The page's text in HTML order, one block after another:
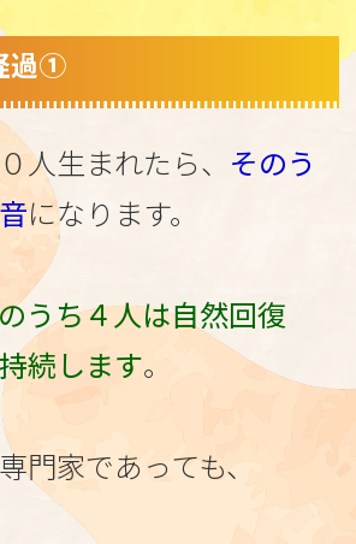
過①
人生まれたら、 そのう
になります。
うち４人は自然回復
続します。
門家であっても、